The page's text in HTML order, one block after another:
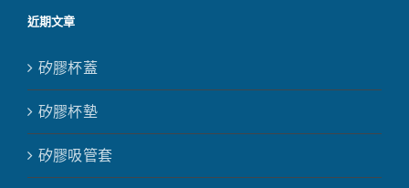
近期文章
矽膠杯蓋
矽膠杯墊
矽膠吸管套